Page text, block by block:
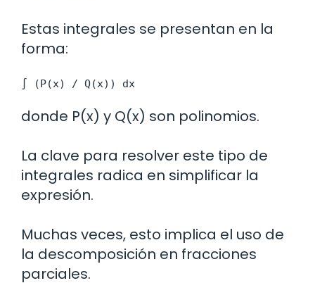
Estas integrales se presentan en la
forma:
∫ (P(x) / Q(x)) dx
donde P(x) y Q(x) son polinomios.
La clave para resolver este tipo de
integrales radica en simplificar la
expresión.
Muchas veces, esto implica el uso de
la descomposición en fracciones
parciales.